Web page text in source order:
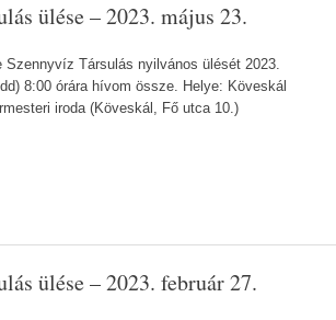
ülése – 2023. május 23.
Szennyvíz Társulás nyilvános ülését 2023.
8:00 órára hívom össze. Helye: Köveskál
iroda (Köveskál, Fő utca 10.)
ülése – 2023. február 27.